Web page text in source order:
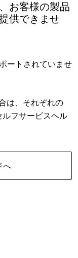
お客様の製品
供できませ
ートされていませ
は、それぞれの
フサービスヘル
へ